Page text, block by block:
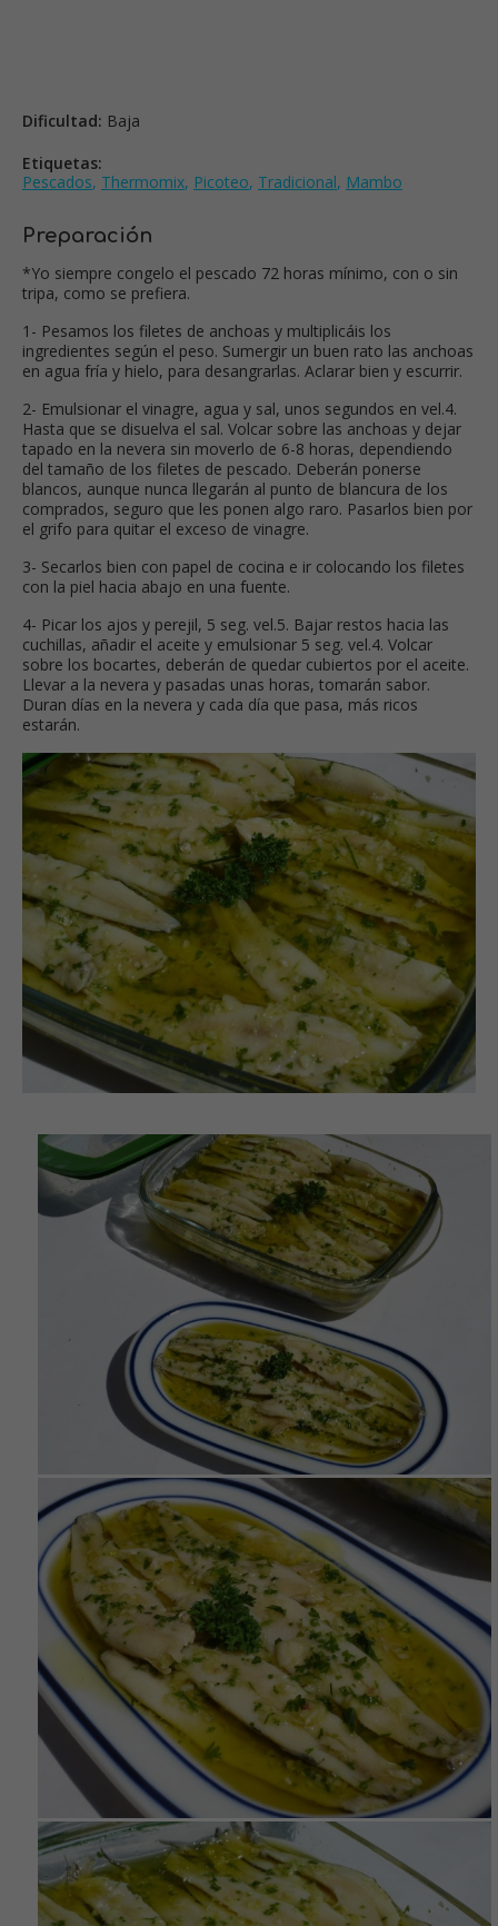
Dificultad: Baja
Etiquetas:
Pescados, Thermomix, Picoteo, Tradicional, Mambo
Preparación
*Yo siempre congelo el pescado 72 horas mínimo, con o sin
tripa, como se prefiera.
1- Pesamos los filetes de anchoas y multiplicáis los
ingredientes según el peso. Sumergir un buen rato las anchoas
en agua fría y hielo, para desangrarlas. Aclarar bien y escurrir.
2- Emulsionar el vinagre, agua y sal, unos segundos en vel.4.
Hasta que se disuelva el sal. Volcar sobre las anchoas y dejar
tapado en la nevera sin moverlo de 6-8 horas, dependiendo
del tamaño de los filetes de pescado. Deberán ponerse
blancos, aunque nunca llegarán al punto de blancura de los
comprados, seguro que les ponen algo raro. Pasarlos bien por
el grifo para quitar el exceso de vinagre.
3- Secarlos bien con papel de cocina e ir colocando los filetes
con la piel hacia abajo en una fuente.
4- Picar los ajos y perejil, 5 seg. vel.5. Bajar restos hacia las
cuchillas, añadir el aceite y emulsionar 5 seg. vel.4. Volcar
sobre los bocartes, deberán de quedar cubiertos por el aceite.
Llevar a la nevera y pasadas unas horas, tomarán sabor.
Duran días en la nevera y cada día que pasa, más ricos
estarán.